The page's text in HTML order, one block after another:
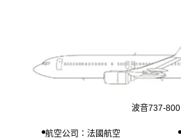
波音737-800
航空公司：法國航空